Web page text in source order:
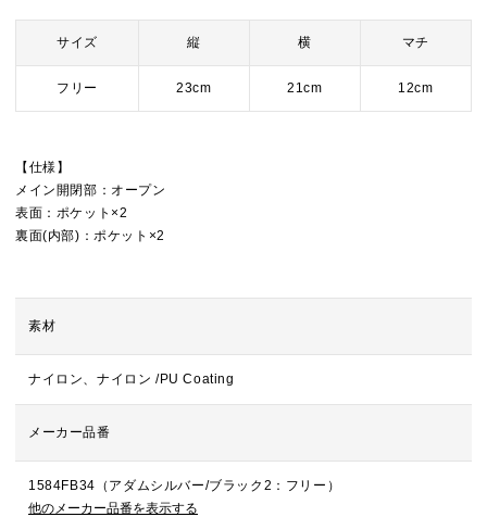
サイズ 縦 横 マチ
フリー 23cm 21cm 12cm
【仕様】
メイン開閉部：オープン
表面：ポケット×2
裏面(内部)：ポケット×2
素材
ナイロン、ナイロン /PU Coating
メーカー品番
1584FB34（アダムシルバー/ブラック2：フリー）
他のメーカー品番を表示する